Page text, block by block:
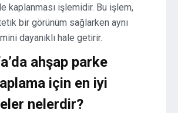
kaplanması işlemidir. Bu işlem,
bir görünüm sağlarken aynı
dayanıklı hale getirir.
ahşap parke
için en iyi
nelerdir?